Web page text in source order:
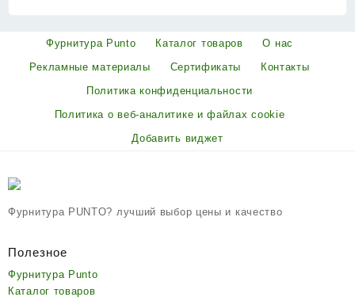
Фурнитура Punto Каталог товаров
О нас
Рекламные материалы
Сертификаты
Контакты
Политика конфиденциальности
Политика о веб-аналитике и файлах cookie
Добавить виджет
Фурнитура PUNTO? лучший выбор цены и качество
Полезное
Фурнитура Punto
Каталог товаров